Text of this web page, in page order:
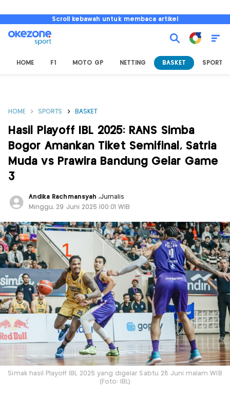
Scroll kebawah untuk membaca artikel
HOME F1 MOTO GP NETTING BASKET SPORT
HOME SPORTS BASKET
Hasil Playoff IBL 2025: RANS Simba
Bogor Amankan Tiket Semifinal, Satria
Muda vs Prawira Bandung Gelar Game
3
Andika Rachmansyah ,Jurnalis
Minggu, 29 Juni 2025 |00:01 WIB
Simak hasil Playoff IBL 2025 yang digelar Sabtu 28 Juni malam WIB
(Foto: IBL)